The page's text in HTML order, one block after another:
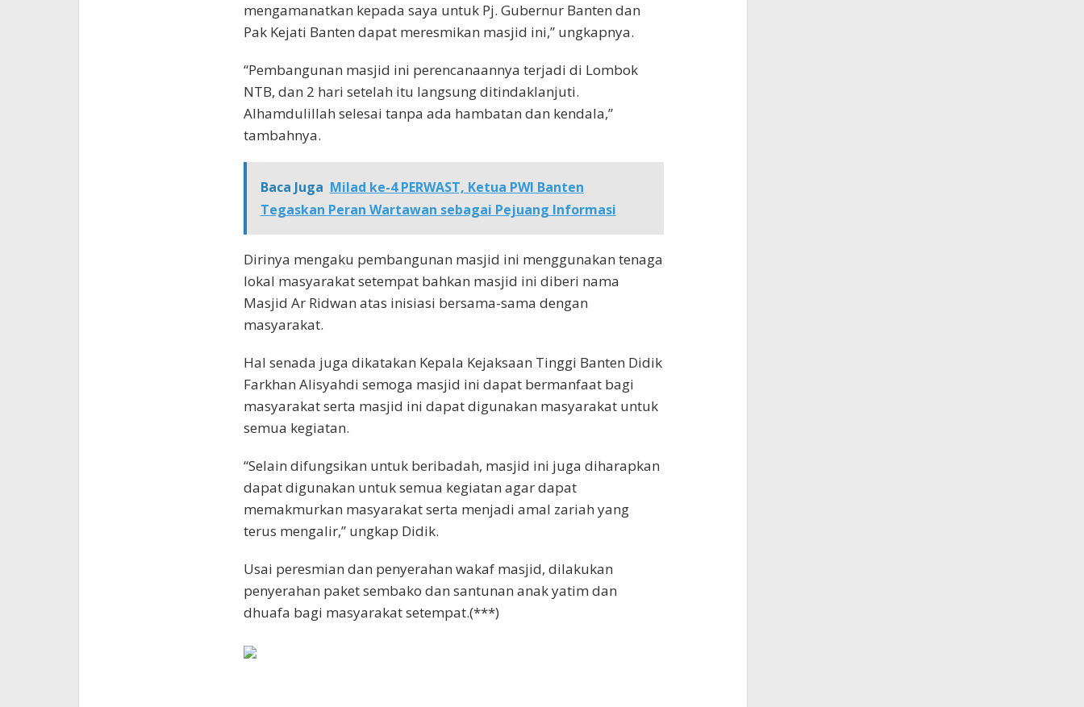
mengamanatkan kepada saya untuk Pj. Gubernur Banten dan
Pak Kejati Banten dapat meresmikan masjid ini,” ungkapnya.
“Pembangunan masjid ini perencanaannya terjadi di Lombok
NTB, dan 2 hari setelah itu langsung ditindaklanjuti.
Alhamdulillah selesai tanpa ada hambatan dan kendala,”
tambahnya.
Baca Juga Milad ke-4 PERWAST, Ketua PWI Banten
Tegaskan Peran Wartawan sebagai Pejuang Informasi
Dirinya mengaku pembangunan masjid ini menggunakan tenaga
lokal masyarakat setempat bahkan masjid ini diberi nama
Masjid Ar Ridwan atas inisiasi bersama-sama dengan
masyarakat.
Hal senada juga dikatakan Kepala Kejaksaan Tinggi Banten Didik
Farkhan Alisyahdi semoga masjid ini dapat bermanfaat bagi
masyarakat serta masjid ini dapat digunakan masyarakat untuk
semua kegiatan.
“Selain difungsikan untuk beribadah, masjid ini juga diharapkan
dapat digunakan untuk semua kegiatan agar dapat
memakmurkan masyarakat serta menjadi amal zariah yang
terus mengalir,” ungkap Didik.
Usai peresmian dan penyerahan wakaf masjid, dilakukan
penyerahan paket sembako dan santunan anak yatim dan
dhuafa bagi masyarakat setempat.(***)